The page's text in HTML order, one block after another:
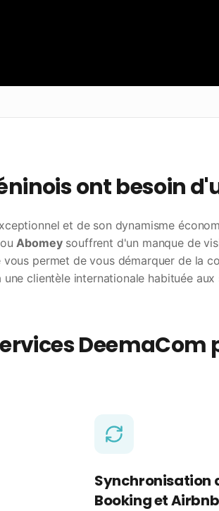
ont besoin
et de son dynamisme
ouAbomeysouffrent d'un manque de
permet de vous démarquer de la
clientèle internationale habituée aux
DeemaCom
Synchronisation
Booking et Airbnb